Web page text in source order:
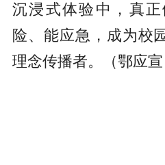
沉浸式体验中，真
险、能应急，成为校
理念传播者。（鄂应宣